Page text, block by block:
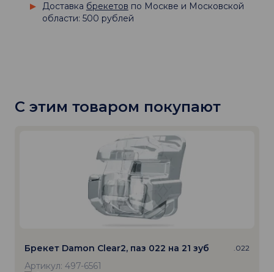
Доставка брекетов по Москве и Московской
области: 500 рублей
С этим товаром покупают
Брекет Damon Clear2, паз 022 на 21 зуб .022
Артикул: 497-6561